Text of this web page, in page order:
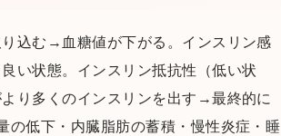
込む→血糖値が下がる。インスリン感
い状態。インスリン抵抗性（低い状
り多くのインスリンを出す→最終的に
低下・内臓脂肪の蓄積・慢性炎症・睡